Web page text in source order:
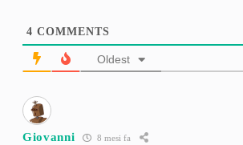
4 COMMENTS
Oldest
Giovanni 8 mesi fa